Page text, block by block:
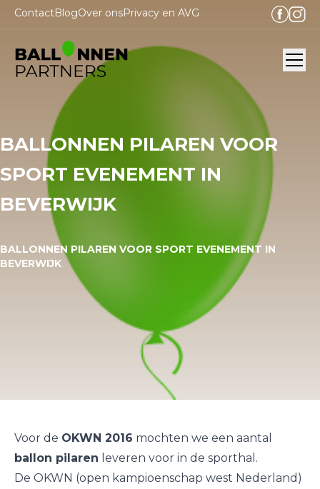
ContactBlogOver onsPrivacy en AVG
BALLONNEN PILAREN VOOR
SPORT EVENEMENT IN
BEVERWIJK
BALLONNEN PILAREN VOOR SPORT EVENEMENT IN
BEVERWIJK
Voor de OKWN 2016 mochten we een aantal
ballon pilaren leveren voor in de sporthal.
De OKWN (open kampioenschap west Nederland)